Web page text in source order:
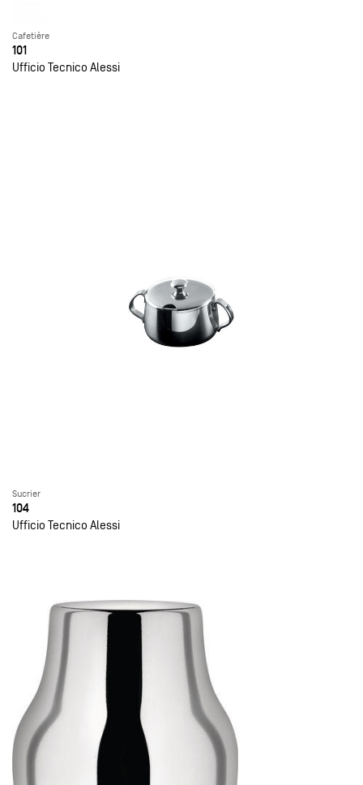
Cafetière
101
Ufficio Tecnico Alessi
Sucrier
104
Ufficio Tecnico Alessi